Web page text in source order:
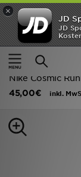
×
JD
JD
Startseite
Kinder
Nike Cosmic
45,00€
inkl.
Startseite
ANGEBOTE
Marken
Herren